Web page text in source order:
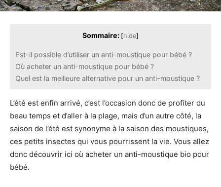
Sommaire: [hide]
Est-il possible d’utiliser un anti-moustique pour bébé ?
Où acheter un anti-moustique pour bébé ?
Quel est la meilleure alternative pour un anti-moustique ?
L’été est enfin arrivé, c’est l’occasion donc de profiter du
beau temps et d’aller à la plage, mais d’un autre côté, la
saison de l’été est synonyme à la saison des moustiques,
ces petits insectes qui vous pourrissent la vie. Vous allez
donc découvrir ici où acheter un anti-moustique bio pour
bébé.